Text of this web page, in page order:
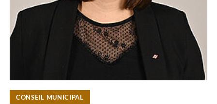
CONSEIL MUNICIPAL